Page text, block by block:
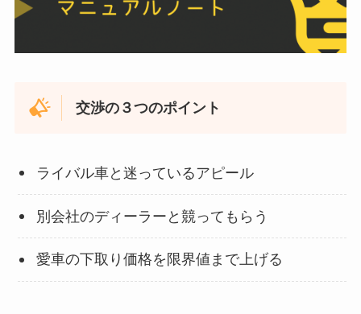
交渉の３つのポイント
ライバル車と迷っているアピール
別会社のディーラーと競ってもらう
愛車の下取り価格を限界値まで上げる